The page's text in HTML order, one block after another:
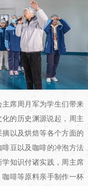
席周月军为学生们带来
的历史渊源说起，周主
以及烘焙等各个方面的
豆以及咖啡的冲泡方法
知识付诸实践，周主席
啡等原料亲手制作一杯